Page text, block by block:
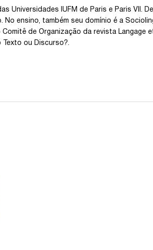
Universidades IUFM de Paris e Paris VII.
No ensino, também seu domínio é a
de Organização da revista Langage
Texto ou Discurso?.